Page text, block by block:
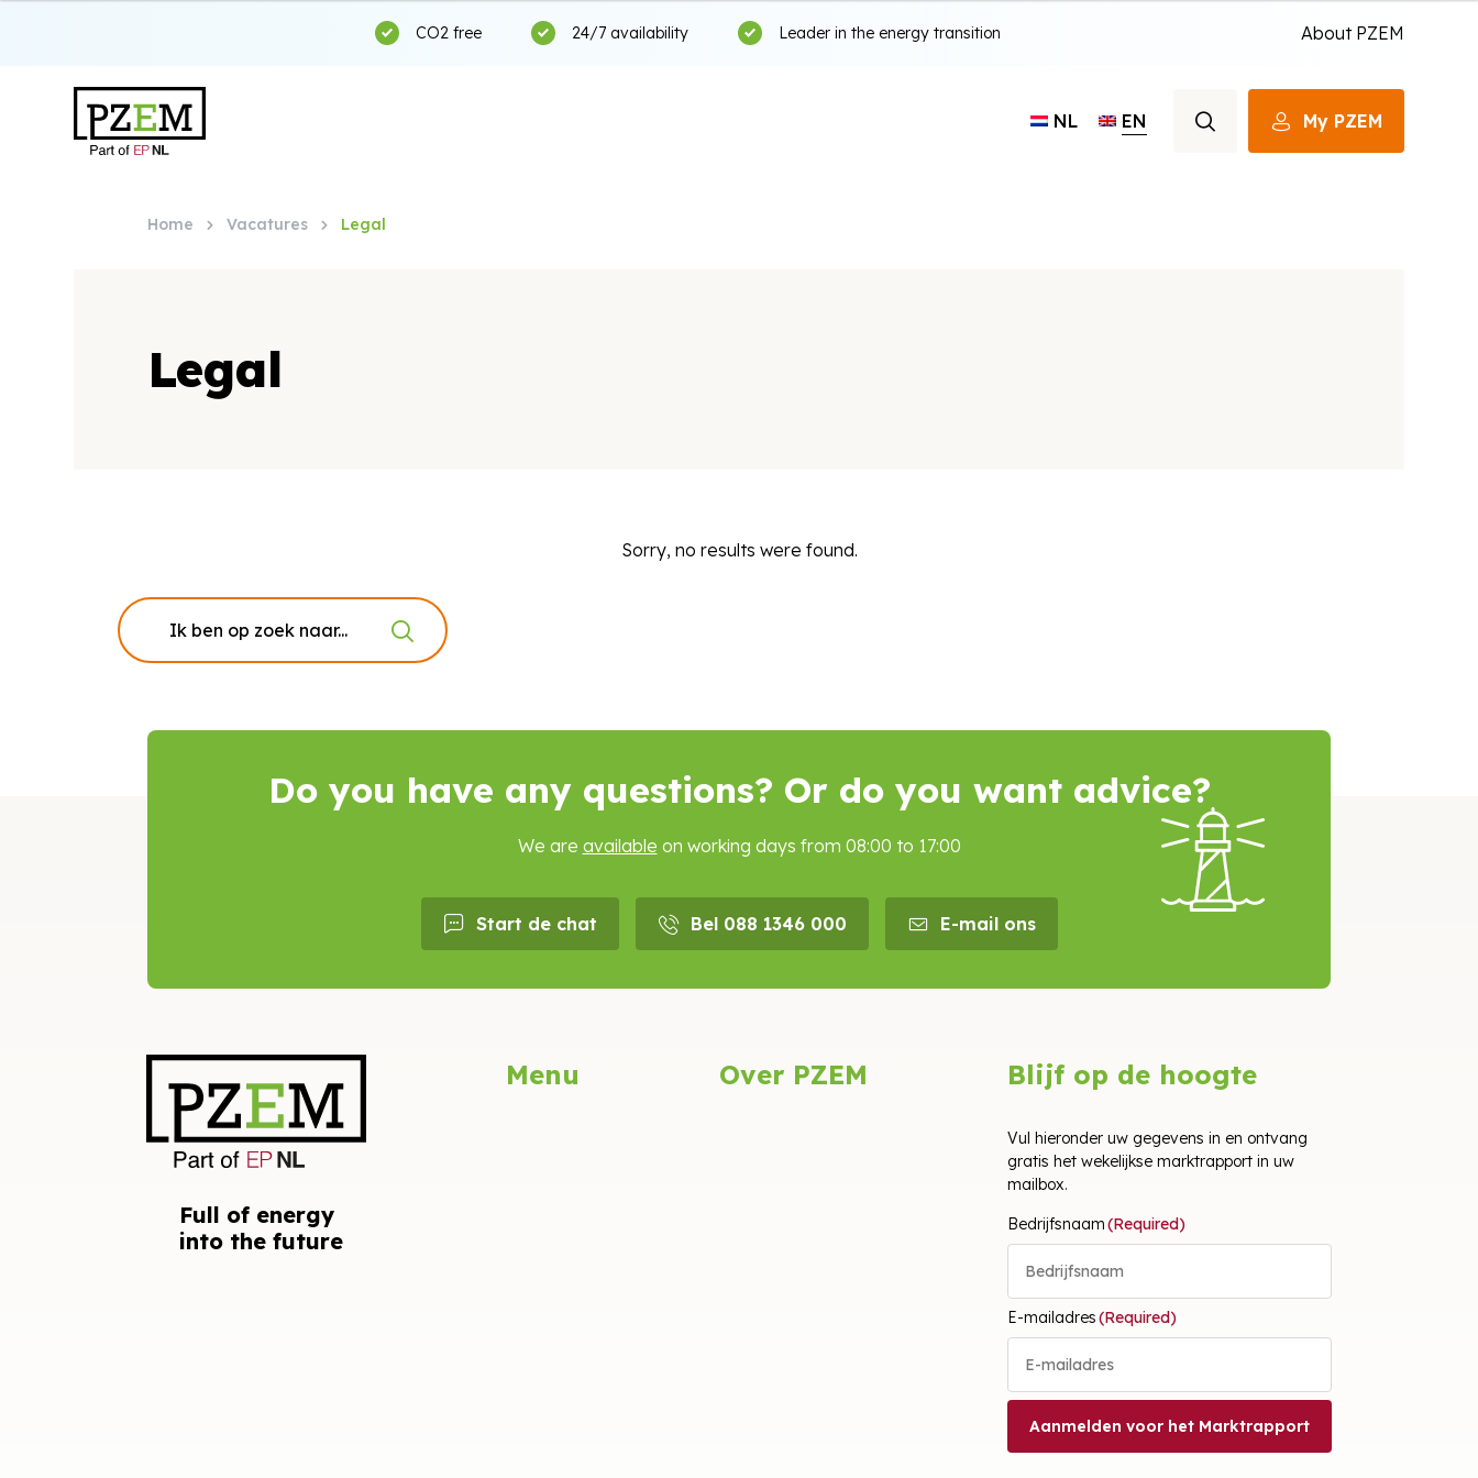
CO2 free 24/7 availability Leader in the energy transition About PZEM
NL EN My PZEM
Home Vacatures Legal
Legal
Sorry, no results were found.
Do you have any questions? Or do you want advice?
We are available on working days from 08:00 to 17:00
Start de chat Bel 088 1346 000 E-mail ons
Full of energy
into the future
Menu Over PZEM Blijf op de hoogte
Vul hieronder uw gegevens in en ontvang
gratis het wekelijkse marktrapport in uw
mailbox.
Bedrijfsnaam(Required)
E-mailadres(Required)
Aanmelden voor het Marktrapport